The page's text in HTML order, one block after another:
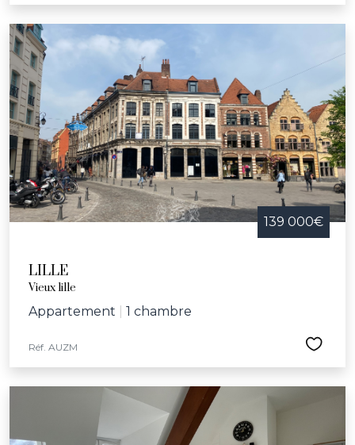
139 000€
LILLE
Vieux lille
Appartement 1 chambre
Réf. AUZM